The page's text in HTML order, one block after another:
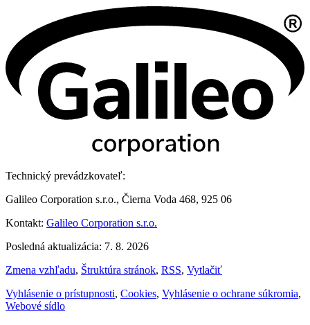
Technický prevádzkovateľ:
Galileo Corporation s.r.o., Čierna Voda 468, 925 06
Kontakt: Galileo Corporation s.r.o.
Posledná aktualizácia: 7. 8. 2026
Zmena vzhľadu, Štruktúra stránok, RSS, Vytlačiť
Vyhlásenie o prístupnosti, Cookies, Vyhlásenie o ochrane súkromia,
Webové sídlo